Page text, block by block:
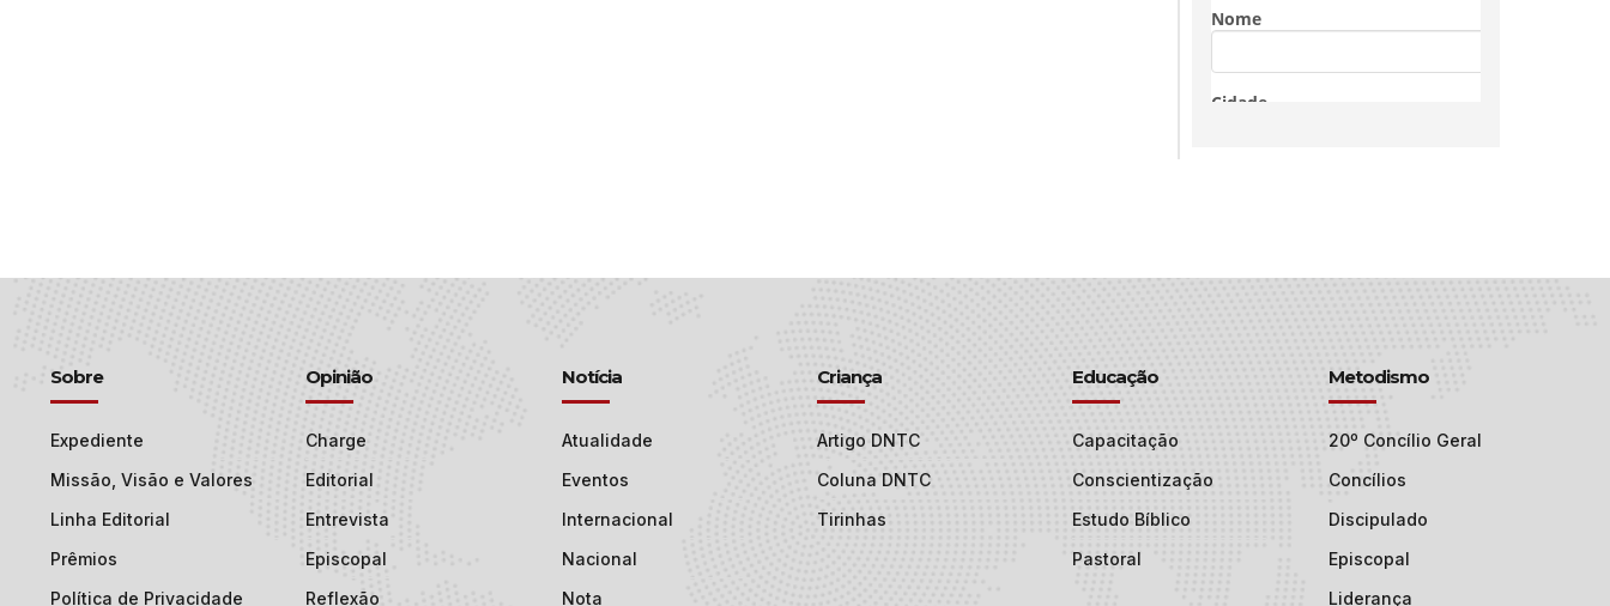
Sobre
Expediente
Missão, Visão e Valores
Linha Editorial
Prêmios
Política de Privacidade
Opinião
Charge
Editorial
Entrevista
Episcopal
Reflexão
Notícia
Atualidade
Eventos
Internacional
Nacional
Nota
Criança
Artigo DNTC
Coluna DNTC
Tirinhas
Educação
Capacitação
Conscientização
Estudo Bíblico
Pastoral
Metodismo
20º Concílio Geral
Concílios
Discipulado
Episcopal
Liderança